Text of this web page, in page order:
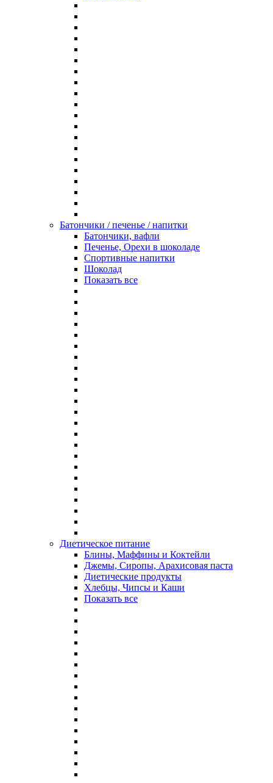
Батончики / печенье / напитки
Батончики, вафли
Печенье, Орехи в шоколаде
Спортивные напитки
Шоколад
Показать все
Диетическое питание
Блины, Маффины и Коктейли
Джемы, Сиропы, Арахисовая паста
Диетические продукты
Хлебцы, Чипсы и Каши
Показать все